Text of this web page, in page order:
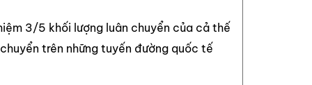
3/5 khối lượng luân chuyển của cả thế
trên những tuyến đường quốc tế